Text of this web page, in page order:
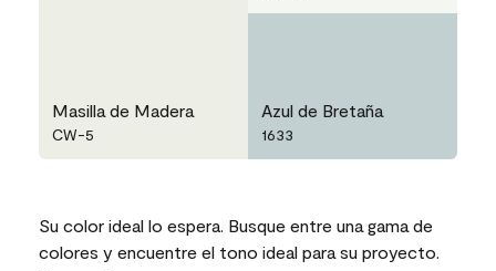
Masilla de Madera
CW-5
Azul de Bretaña
1633
Su color ideal lo espera. Busque entre una gama de
colores y encuentre el tono ideal para su proyecto.